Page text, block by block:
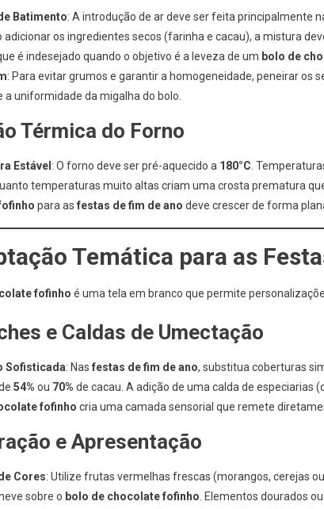
Batimento: A introdução de ar deve ser feita principalmente
adicionar os ingredientes secos (farinha e cacau), a mistura
é indesejado quando o objetivo é a leveza de um bolo de
: Para evitar grumos e garantir a homogeneidade, peneirar os
a uniformidade da migalha do bolo.
Térmica do Forno
Estável : O forno deve ser pré-aquecido a 180°C .
temperaturas muito altas criam uma crosta prematura
para as festas de fim de ano deve crescer de forma
Temática para as
fofinho é uma tela em branco que permite
e Caldas de Umectação
Sofisticada: Nas festas de fim de ano, substitua coberturas
54% ou 70% de cacau. A adição de uma calda de especiarias
fofinho cria uma camada sensorial que remete
e Apresentação
Cores: Utilize frutas vermelhas frescas (morangos, cerejas
sobre o bolo de chocolate fofinho . Elementos dourados